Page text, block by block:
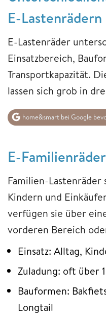
E-Lastenrädern
E-Lastenräder
Einsatzbereich,
Transportkapazität.
lassen sich grob in
home&smart bei Google
E-Familienräder
Familien-Lastenräder
Kindern und
verfügen sie über
vorderen Bereich
Einsatz: Alltag,
Zuladung: oft über
Bauformen:
Longtail